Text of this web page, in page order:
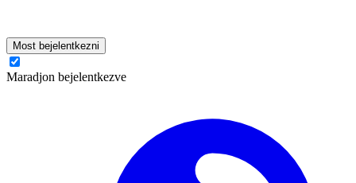
Most bejelentkezni
Maradjon bejelentkezve